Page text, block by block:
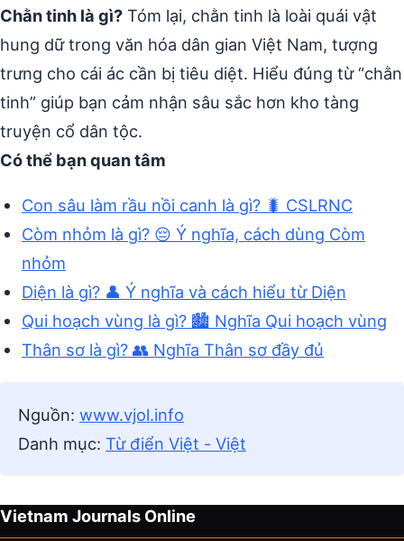
Chằn tinh là gì? Tóm lại, chằn tinh là loài quái vật
hung dữ trong văn hóa dân gian Việt Nam, tượng
trưng cho cái ác cần bị tiêu diệt. Hiểu đúng từ “chằn
tinh” giúp bạn cảm nhận sâu sắc hơn kho tàng
truyện cổ dân tộc.
Có thể bạn quan tâm
Con sâu làm rầu nồi canh là gì? 🐛 CSLRNC
Còm nhỏm là gì? 😔 Ý nghĩa, cách dùng Còm
nhỏm
Diện là gì? 👤 Ý nghĩa và cách hiểu từ Diện
Qui hoạch vùng là gì? 🏙️ Nghĩa Qui hoạch vùng
Thân sơ là gì? 👥 Nghĩa Thân sơ đầy đủ
Nguồn: www.vjol.info
Danh mục: Từ điển Việt - Việt
Vietnam Journals Online